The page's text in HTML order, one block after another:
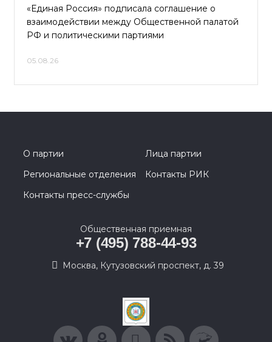
«Единая Россия» подписала соглашение о
взаимодействии между Общественной палатой
РФ и политическими партиями
05.08.26
О партии
Лица партии
Региональные отделения
Контакты РИК
Контакты пресс-службы
Общественная приемная
+7 (495) 788-44-93
Москва, Кутузовский проспект, д. 39